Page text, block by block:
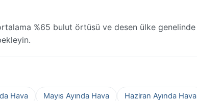
%65 bulut örtüsü ve desen ülke genelinde
Hava Mayıs Ayında Hava
Haziran Ayında Hava